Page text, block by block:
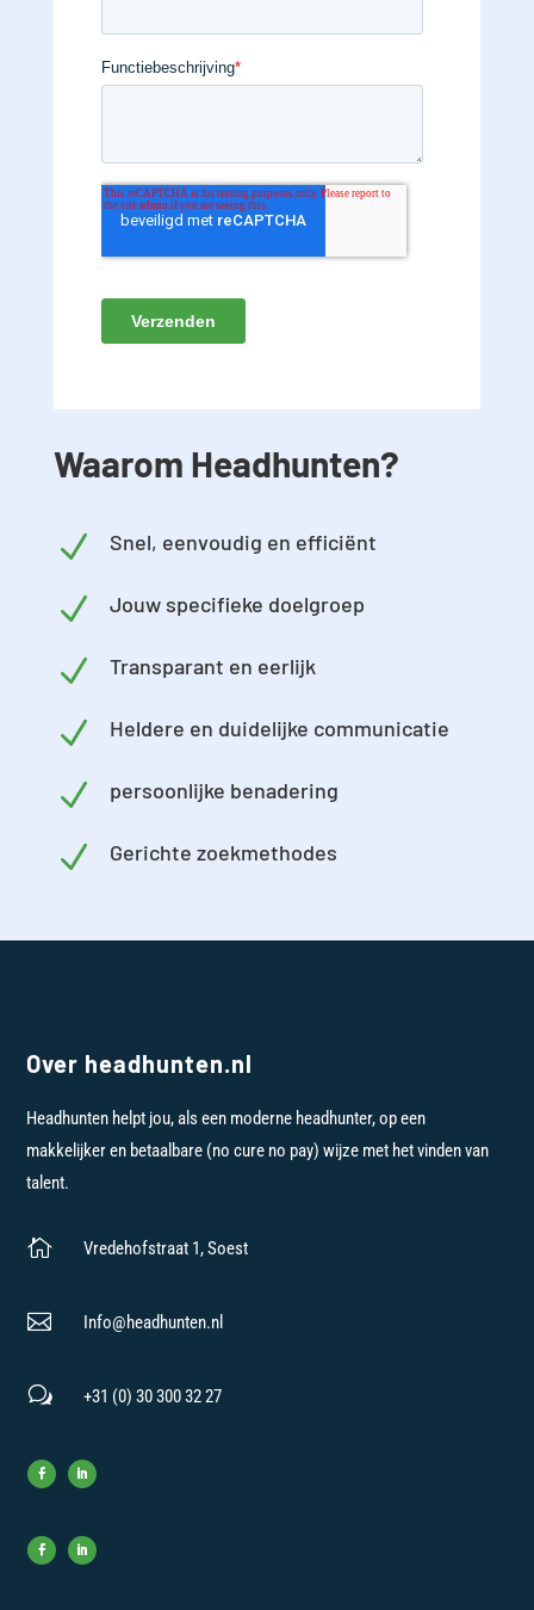
Waarom Headhunten?
N Snel, eenvoudig en efficiënt
N Jouw specifieke doelgroep
N Transparant en eerlijk
N Heldere en duidelijke communicatie
N persoonlijke benadering
N Gerichte zoekmethodes
Over headhunten.nl
Headhunten helpt jou, als een moderne headhunter, op een
makkelijker en betaalbare (no cure no pay) wijze met het vinden van
talent.
 Vredehofstraat 1, Soest
 Info@headhunten.nl
w +31 (0) 30 300 32 27